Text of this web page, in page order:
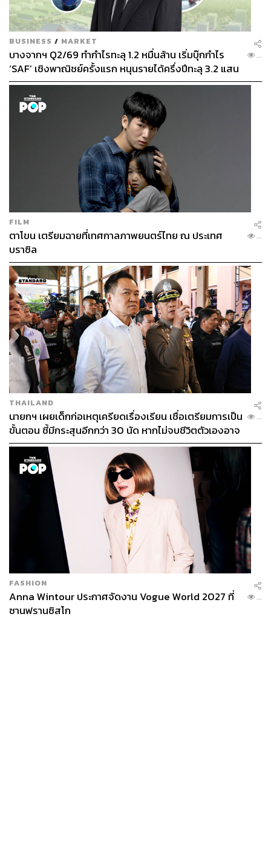
ABOUT THE AUTHOR
พรนภัส ชำนาญค้า
พิสูจน์อักษร สำนักข่าว THE STANDARD
BUSINESS / MARKET
บางจากฯ Q2/69 ทำกำไรทะลุ 1.2 หมื่นล้าน เริ่มบุ๊กกำไร
‘SAF’ เชิงพาณิชย์ครั้งแรก หนุนรายได้ครึ่งปีทะลุ 3.2 แสน
ล้าน
...
FILM
ตาโขน เตรียมฉายที่เทศกาลภาพยนตร์ไทย ณ ประเทศ
บราซิล
...
THAILAND
นายกฯ เผยเด็กก่อเหตุเครียดเรื่องเรียน เชื่อเตรียมการเป็น
ขั้นตอน ชี้มีกระสุนอีกกว่า 30 นัด หากไม่จบชีวิตตัวเองอาจ
สูญเสียเพิ่ม
...
FASHION
Anna Wintour ประกาศจัดงาน Vogue World 2027 ที่
ซานฟรานซิสโก
...